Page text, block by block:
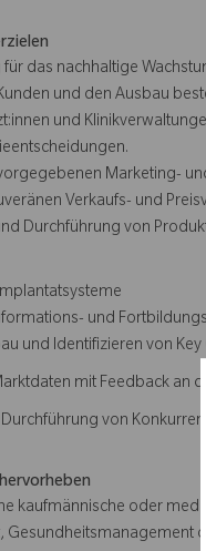
das nachhaltige
und den Ausbau
und
Marketing-
Verkaufs- und
Durchführung von
und
und Identifizieren von
mit Feedback an
von
kaufmännische oder
Gesundheitsmanagement